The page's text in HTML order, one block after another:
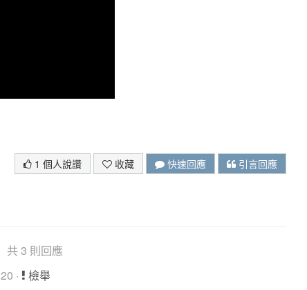
1 個人說讚 收藏 快速回應 引言回應
共 3 則回應
·
檢舉